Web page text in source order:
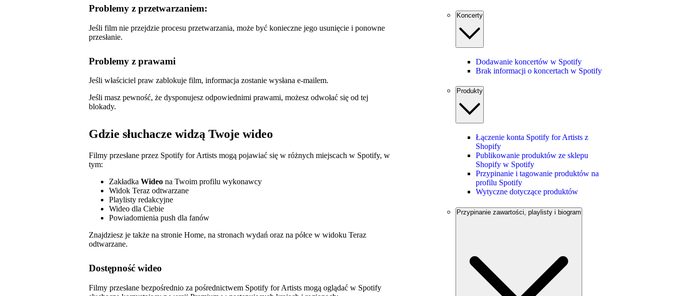
Problemy z przetwarzaniem:
Jeśli film nie przejdzie procesu przetwarzania, może być konieczne jego usunięcie i ponowne
przesłanie.
Problemy z prawami
Jeśli właściciel praw zablokuje film, informacja zostanie wysłana e-mailem.
Jeśli masz pewność, że dysponujesz odpowiednimi prawami, możesz odwołać się od tej
blokady.
Gdzie słuchacze widzą Twoje wideo
Filmy przesłane przez Spotify for Artists mogą pojawiać się w różnych miejscach w Spotify, w
tym:
Zakładka Wideo na Twoim profilu wykonawcy
Widok Teraz odtwarzane
Playlisty redakcyjne
Wideo dla Ciebie
Powiadomienia push dla fanów
Znajdziesz je także na stronie Home, na stronach wydań oraz na półce w widoku Teraz
odtwarzane.
Dostępność wideo
Filmy przesłane bezpośrednio za pośrednictwem Spotify for Artists mogą oglądać w Spotify
Koncerty
Dodawanie koncertów w Spotify
Brak informacji o koncertach w Spotify
Produkty
Łączenie konta Spotify for Artists z
Shopify
Publikowanie produktów ze sklepu
Shopify w Spotify
Przypinanie i tagowanie produktów na
profilu Spotify
Wytyczne dotyczące produktów
Przypinanie zawartości, playlisty i biogram